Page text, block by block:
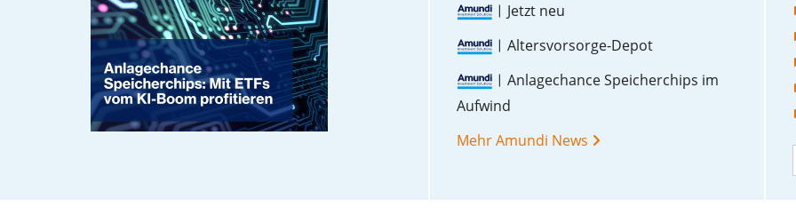
Jetzt neu
Altersvorsorge-Depot
Anlagechance Speicherchips im
Aufwind
Mehr Amundi News